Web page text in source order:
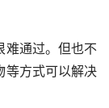
难通过。但也不
方式可以解决